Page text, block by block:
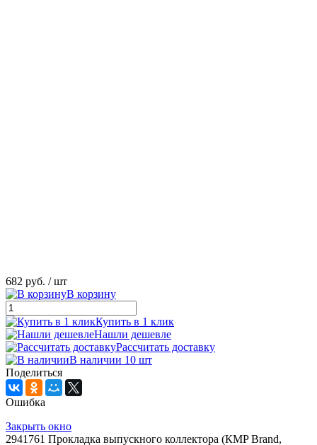
682 руб. / шт
В корзину
Купить в 1 клик
Нашли дешевле
Рассчитать доставку
В наличии 10 шт
Поделиться
Ошибка
Закрыть окно
2941761 Прокладка выпускного коллектора (КMP Brand,